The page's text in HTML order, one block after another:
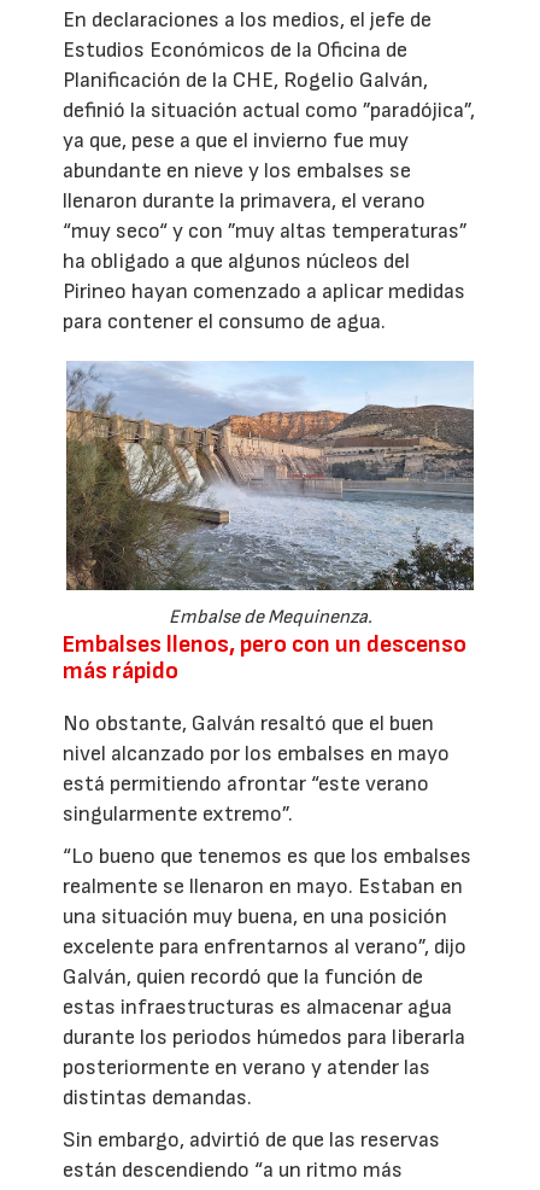
En declaraciones a los medios, el jefe de
Estudios Económicos de la Oficina de
Planificación de la CHE, Rogelio Galván,
definió la situación actual como ”paradójica”,
ya que, pese a que el invierno fue muy
abundante en nieve y los embalses se
llenaron durante la primavera, el verano
“muy seco“ y con ”muy altas temperaturas”
ha obligado a que algunos núcleos del
Pirineo hayan comenzado a aplicar medidas
para contener el consumo de agua.
Embalse de Mequinenza.
Embalses llenos, pero con un descenso
más rápido
No obstante, Galván resaltó que el buen
nivel alcanzado por los embalses en mayo
está permitiendo afrontar “este verano
singularmente extremo”.
“Lo bueno que tenemos es que los embalses
realmente se llenaron en mayo. Estaban en
una situación muy buena, en una posición
excelente para enfrentarnos al verano”, dijo
Galván, quien recordó que la función de
estas infraestructuras es almacenar agua
durante los periodos húmedos para liberarla
posteriormente en verano y atender las
distintas demandas.
Sin embargo, advirtió de que las reservas
están descendiendo “a un ritmo más